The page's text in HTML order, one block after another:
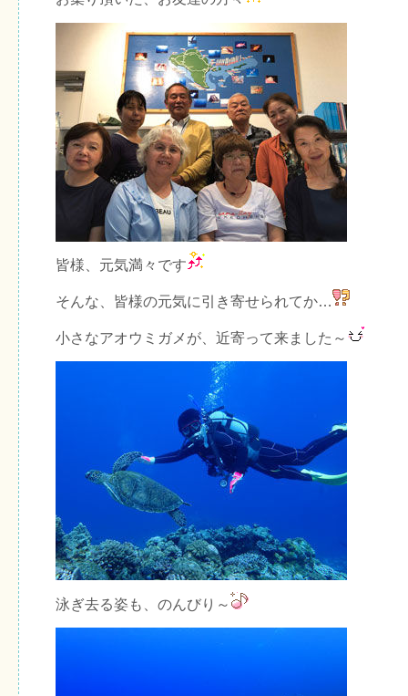
皆様、元気満々です
そんな、皆様の元気に引き寄せられてか…
小さなアオウミガメが、近寄って来ました～
泳ぎ去る姿も、のんびり～